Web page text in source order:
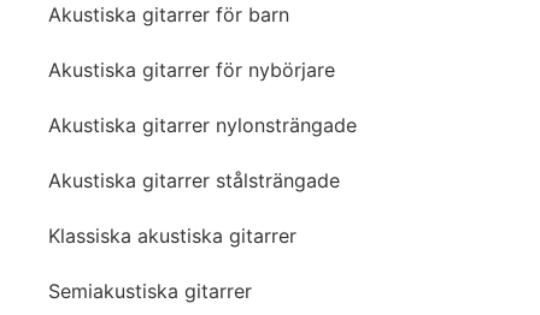
Akustiska gitarrer för barn
Akustiska gitarrer för nybörjare
Akustiska gitarrer nylonsträngade
Akustiska gitarrer stålsträngade
Klassiska akustiska gitarrer
Semiakustiska gitarrer